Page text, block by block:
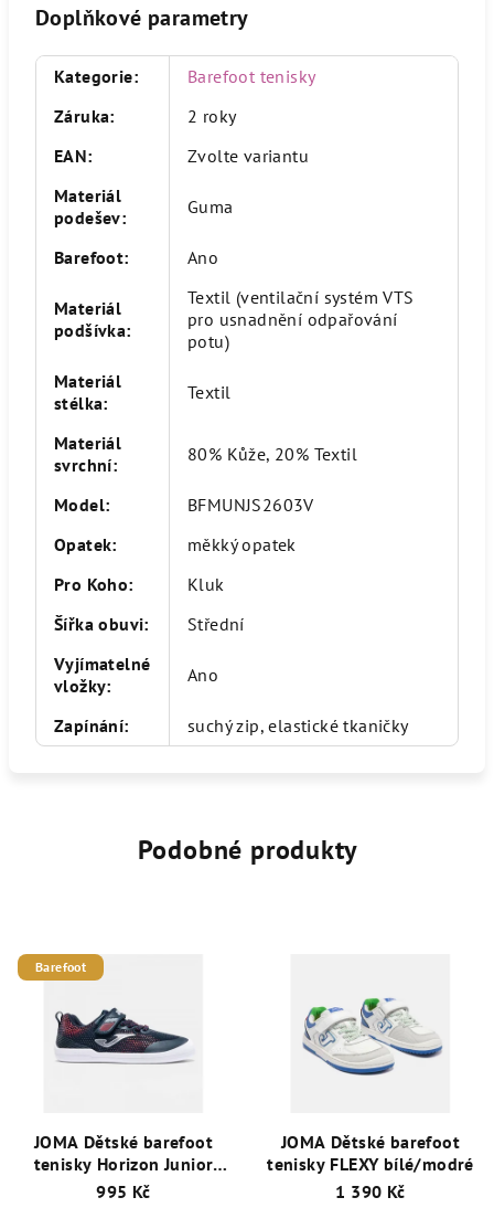
Doplňkové parametry
Kategorie:
Barefoot tenisky
Záruka:
2 roky
EAN:
Zvolte variantu
Materiál
podešev: Guma
Barefoot: Ano
Materiál
podšívka:
Textil (ventilační systém VTS
pro usnadnění odpařování
potu)
Materiál
stélka: Textil
Materiál
svrchní: 80% Kůže, 20% Textil
Model:
BFMUNJS2603V
Opatek:
měkký opatek
Pro Koho:
Kluk
Šířka obuvi:
Střední
Vyjímatelné
vložky: Ano
Zapínání: suchý zip, elastické tkaničky
Podobné produkty
Barefoot
JOMA Dětské barefoot
tenisky Horizon Junior
modré
995 Kč
JOMA Dětské barefoot
tenisky FLEXY bílé/modré
1 390 Kč